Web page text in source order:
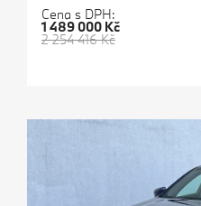
Cena s DPH:
2 254 416 Kč
1 489 000 Kč